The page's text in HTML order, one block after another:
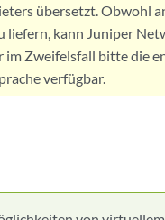
übersetzt. Obwohl
liefern, kann Juniper
Zweifelsfall bitte die
verfügbar.